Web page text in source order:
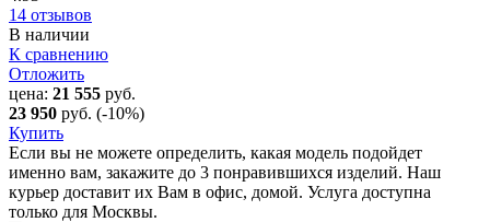
14 отзывов
В наличии
К сравнению
Отложить
цена: 21 555 руб.
23 950 руб. (-10%)
Купить
Если вы не можете определить, какая модель подойдет
именно вам, закажите до 3 понравившихся изделий. Наш
курьер доставит их Вам в офис, домой. Услуга доступна
только для Москвы.